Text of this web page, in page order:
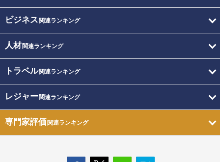
ビジネス 関連ランキング
人材関連ランキング
トラベル関連ランキング
レジャー関連ランキング
専門家評価関連ランキング